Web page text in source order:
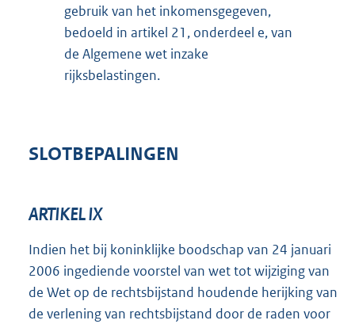
gebruik van het inkomensgegeven,
bedoeld in artikel 21, onderdeel e, van
de Algemene wet inzake
rijksbelastingen.
SLOTBEPALINGEN
ARTIKEL IX
Indien het bij koninklijke boodschap van 24 januari
2006 ingediende voorstel van wet tot wijziging van
de Wet op de rechtsbijstand houdende herijking van
de verlening van rechtsbijstand door de raden voor